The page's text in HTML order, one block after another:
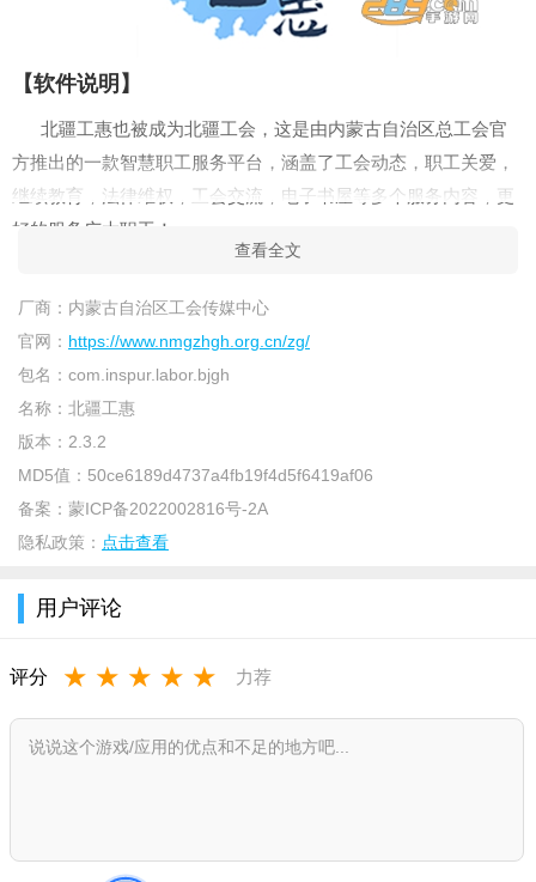
【软件说明】
北疆工惠也被成为北疆工会，这是由内蒙古自治区总工会官
方推出的一款智慧职工服务平台，涵盖了工会动态，职工关爱，
继续教育，法律维权，工会交流，电子书屋等多个服务内容，更
好的服务广大职工！
“北疆工惠”APP是内蒙古自治区总工会推出的一款面向全区及
各地方工会会员的服务平台；
汇集网上申请建会、网上申请入会、维权服务、心理服务、
法律咨询、在线问答、幸福女工、技能强区、干部教育、工会动
态、关爱行动等功能，是职工享受工会服务的网上平台。
【软件功能】
基础服务
入会建会、维权服务、就业服务、线上问答、职工热线、主
工会动态
工会新闻、公告、系统消息
技能提升
查看全文
厂商： 内蒙古自治区工会传媒中心
官网： https://www.nmgzhgh.org.cn/zg/
包名： com.inspur.labor.bjgh
名称： 北疆工惠
版本： 2.3.2
MD5值： 50ce6189d4737a4fb19f4d5f6419af06
备案： 蒙ICP备2022002816号-2A
隐私政策： 点击查看
用户评论
评分 ★ ★ ★ ★ ★ 力荐